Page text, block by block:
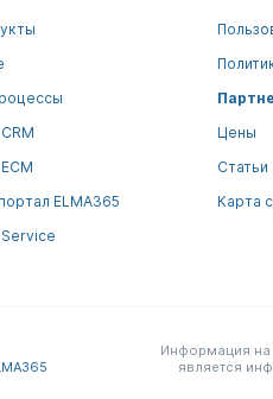
ELMA365
Service
Цены
Статьи
Карта
Информация на
является